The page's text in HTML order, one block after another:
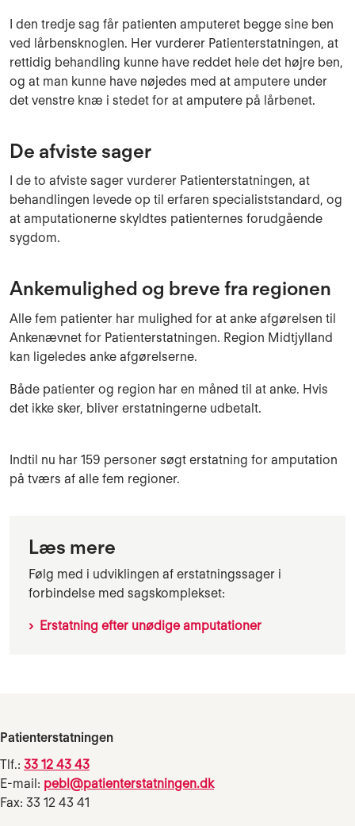
I den tredje sag får patienten amputeret begge sine ben
ved lårbensknoglen. Her vurderer Patienterstatningen, at
rettidig behandling kunne have reddet hele det højre ben,
og at man kunne have nøjedes med at amputere under
det venstre knæ i stedet for at amputere på lårbenet.
De afviste sager
I de to afviste sager vurderer Patienterstatningen, at
behandlingen levede op til erfaren specialiststandard, og
at amputationerne skyldtes patienternes forudgående
sygdom.
Ankemulighed og breve fra regionen
Alle fem patienter har mulighed for at anke afgørelsen til
Ankenævnet for Patienterstatningen. Region Midtjylland
kan ligeledes anke afgørelserne.
Både patienter og region har en måned til at anke. Hvis
det ikke sker, bliver erstatningerne udbetalt.
Indtil nu har 159 personer søgt erstatning for amputation
på tværs af alle fem regioner.
Læs mere
Følg med i udviklingen af erstatningssager i
forbindelse med sagskomplekset:
Erstatning efter unødige amputationer
Patienterstatningen
Tlf.: 33 12 43 43
E-mail: pebl@patienterstatningen.dk
Fax: 33 12 43 41